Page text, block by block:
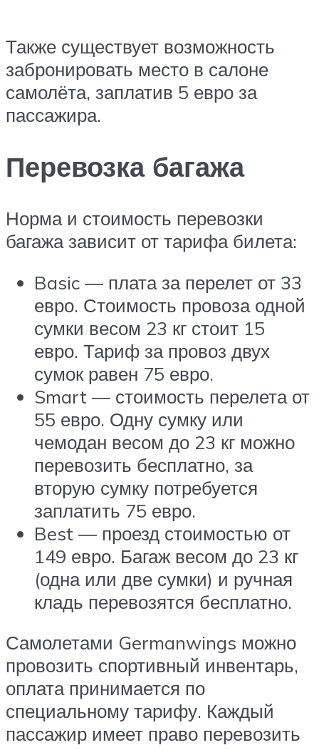
Также существует возможность
забронировать место в салоне
самолёта, заплатив 5 евро за
пассажира.
Перевозка багажа
Норма и стоимость перевозки
багажа зависит от тарифа билета:
Basic ― плата за перелет от 33
евро. Стоимость провоза одной
сумки весом 23 кг стоит 15
евро. Тариф за провоз двух
сумок равен 75 евро.
Smart ― стоимость перелета от
55 евро. Одну сумку или
чемодан весом до 23 кг можно
перевозить бесплатно, за
вторую сумку потребуется
заплатить 75 евро.
Best ― проезд стоимостью от
149 евро. Багаж весом до 23 кг
(одна или две сумки) и ручная
кладь перевозятся бесплатно.
Самолетами Germanwings можно
провозить спортивный инвентарь,
оплата принимается по
специальному тарифу. Каждый
пассажир имеет право перевозить